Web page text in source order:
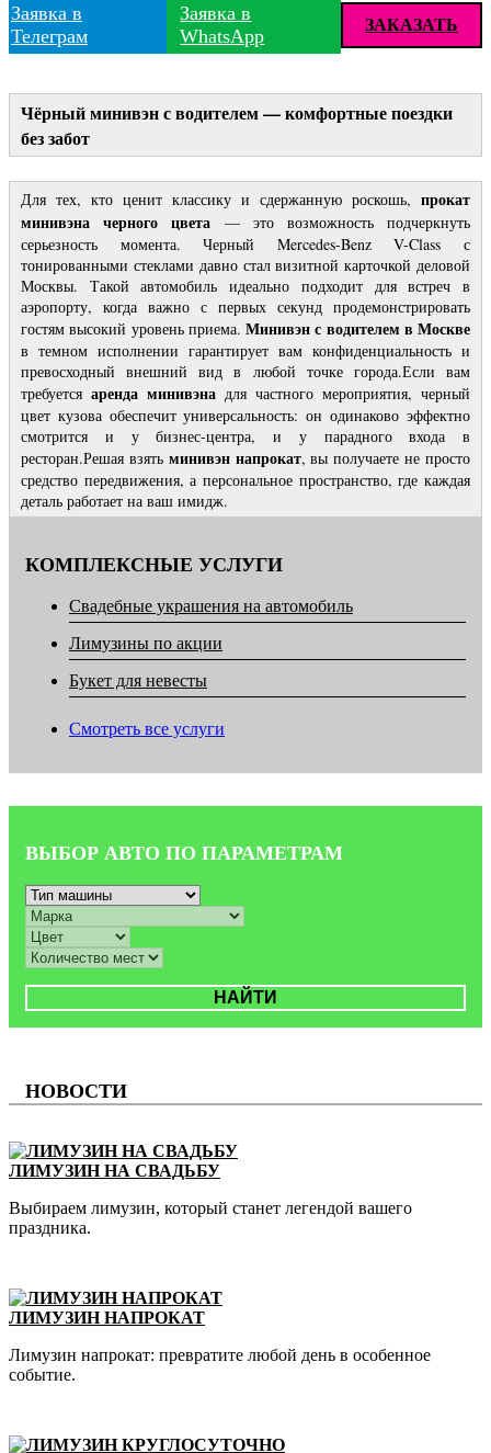
Заявка в
Телеграм
Заявка в
WhatsApp
ЗАКАЗАТЬ
Чёрный минивэн с водителем — комфортные поездки
без забот
Для тех, кто ценит классику и сдержанную роскошь, прокат
минивэна черного цвета — это возможность подчеркнуть
серьезность момента. Черный Mercedes-Benz V-Class с
тонированными стеклами давно стал визитной карточкой деловой
Москвы. Такой автомобиль идеально подходит для встреч в
аэропорту, когда важно с первых секунд продемонстрировать
гостям высокий уровень приема. Минивэн с водителем в Москве
в темном исполнении гарантирует вам конфиденциальность и
превосходный внешний вид в любой точке города.Если вам
требуется аренда минивэна для частного мероприятия, черный
цвет кузова обеспечит универсальность: он одинаково эффектно
смотрится и у бизнес-центра, и у парадного входа в
ресторан.Решая взять минивэн напрокат, вы получаете не просто
средство передвижения, а персональное пространство, где каждая
деталь работает на ваш имидж.
КОМПЛЕКСНЫЕ УСЛУГИ
Свадебные украшения на автомобиль
Лимузины по акции
Букет для невесты
Смотреть все услуги
ВЫБОР АВТО ПО ПАРАМЕТРАМ
НАЙТИ
НОВОСТИ
ЛИМУЗИН НА СВАДЬБУ
Выбираем лимузин, который станет легендой вашего
праздника.
ЛИМУЗИН НАПРОКАТ
Лимузин напрокат: превратите любой день в особенное
событие.